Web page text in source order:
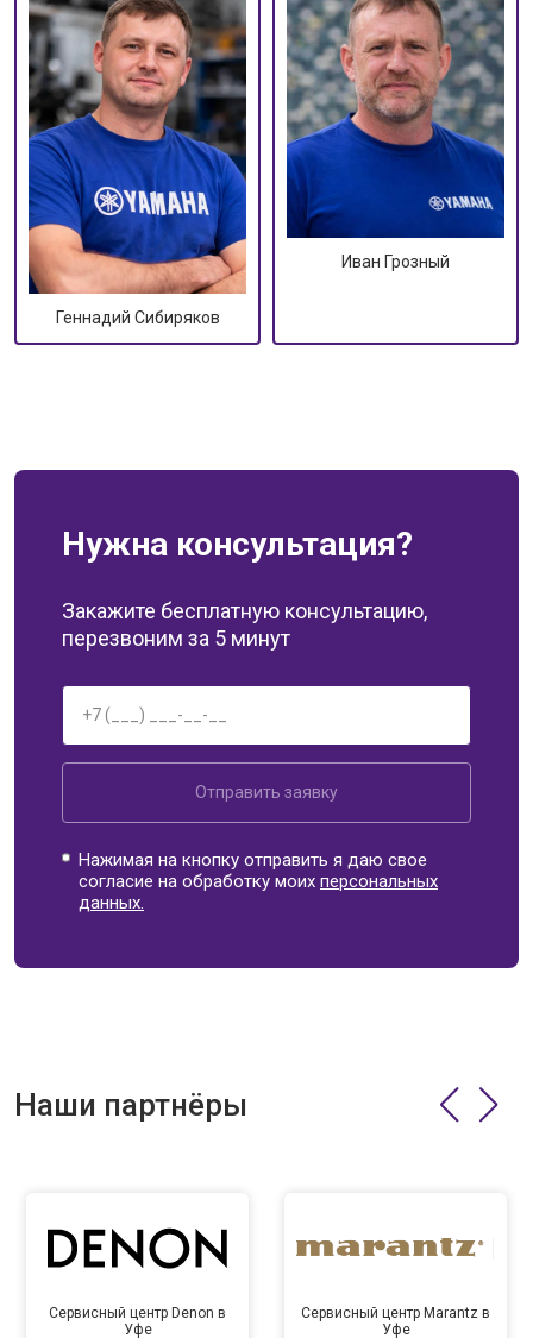
Геннадий Сибиряков
Иван Грозный
Нужна консультация?
Закажите бесплатную консультацию,
перезвоним за 5 минут
Отправить заявку
Нажимая на кнопку отправить я даю свое
согласие на обработку моихперсональных
данных.
Наши партнёры
Сервисный центр Denon в
Уфе
Сервисный центр Marantz в
Уфе